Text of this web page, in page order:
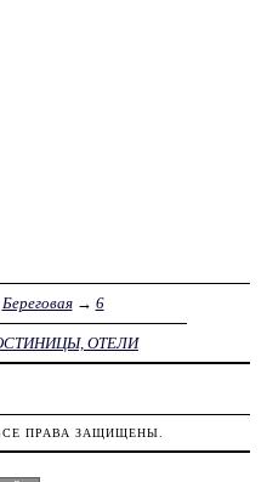
Береговая→ 6
ОТЕЛИ
ПРАВА ЗАЩИЩЕНЫ.